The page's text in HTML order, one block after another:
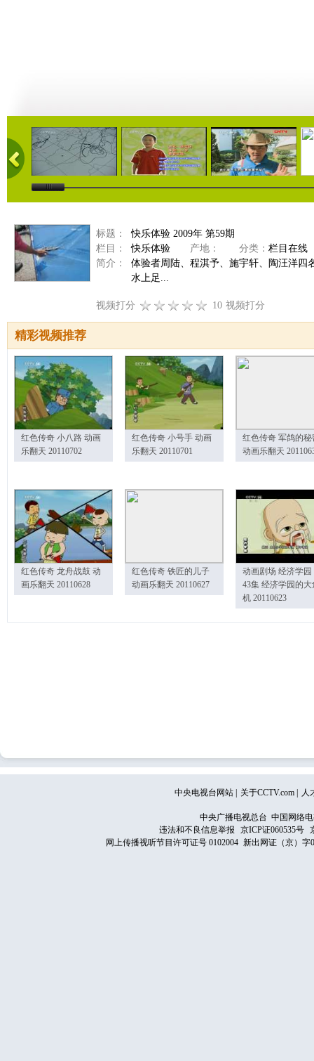
23:23 24:01 24:31
标题：
快乐体验 2009年 第59期
栏目：
快乐体验 产地： 分类： 栏目在线
简介：
体验者周陆、程淇予、施宇轩、陶汪洋四
水上足...
视频打分 10 视频打分
精彩视频推荐
红色传奇 小八路 动画
乐翻天 20110702
红色传奇 小号手 动画
乐翻天 20110701
红色传奇 军鸽的秘
动画乐翻天
红色传奇 龙舟战鼓 动
画乐翻天 20110628
红色传奇 铁匠的儿子
动画乐翻天 20110627
动画剧场 经济学园
43集 经济学园的大
机 20110623
中央电视台网站 关于CCTV.com 人
中央广播电视总台 中国网络
违法和不良信息举报
京ICP证060535号
网上传播视听节目许可证号 0102004 新出网证（京）